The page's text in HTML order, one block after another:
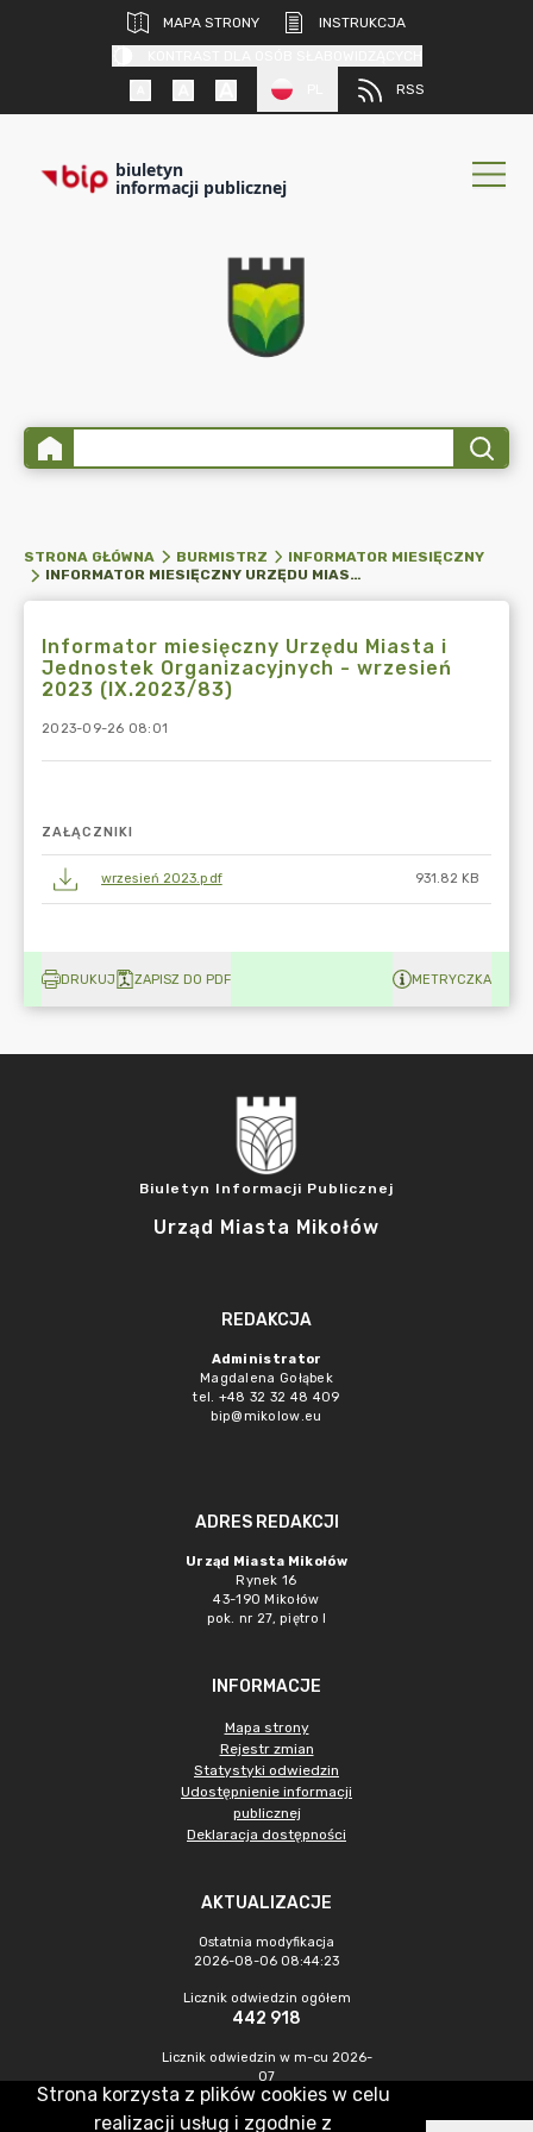
MAPA STRONY
INSTRUKCJA
RSS
biuletyn
informacji publicznej
STRONA GŁÓWNA BURMISTRZ
INFORMATOR MIESIĘCZNY
INFORMATOR MIESIĘCZNY URZĘDU MIASTA I JEDNOSTEK ORGANIZACYJNYCH - WRZESIEŃ 2023 (IX.2023/83)
Informator miesięczny Urzędu Miasta i
Jednostek Organizacyjnych - wrzesień
2023 (IX.2023/83)
2023-09-26 08:01
ZAŁĄCZNIKI
wrzesień 2023.pdf 931.82 KB
DRUKUJ ZAPISZ DO PDF METRYCZKA
Biuletyn Informacji Publicznej
Urząd Miasta Mikołów
REDAKCJA
Administrator
Magdalena Gołąbek
tel. +48 32 32 48 409
bip@mikolow.eu
ADRES REDAKCJI
Urząd Miasta Mikołów
Rynek 16
43-190 Mikołów
pok. nr 27, piętro I
INFORMACJE
Mapa strony
Rejestr zmian
Statystyki odwiedzin
Udostępnienie informacji
publicznej
Deklaracja dostępności
AKTUALIZACJE
Ostatnia modyfikacja
2026-08-06 08:44:23
Licznik odwiedzin ogółem
442 918
Licznik odwiedzin w m-cu 2026-
07
1 133
Strona korzysta z plików cookies w celu
realizacji usług i zgodnie z